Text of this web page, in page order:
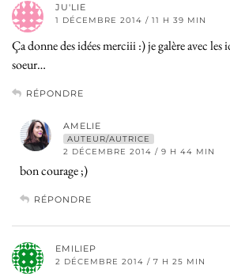
JU'LIE
1 DÉCEMBRE 2014 / 11 H 39 MIN
Ça donne des idées merciii :) je galère avec les
soeur…
RÉPONDRE
AMELIE
AUTEUR/AUTRICE
2 DÉCEMBRE 2014 / 9 H 44 MIN
bon courage ;)
RÉPONDRE
EMILIEP
2 DÉCEMBRE 2014 / 7 H 25 MIN